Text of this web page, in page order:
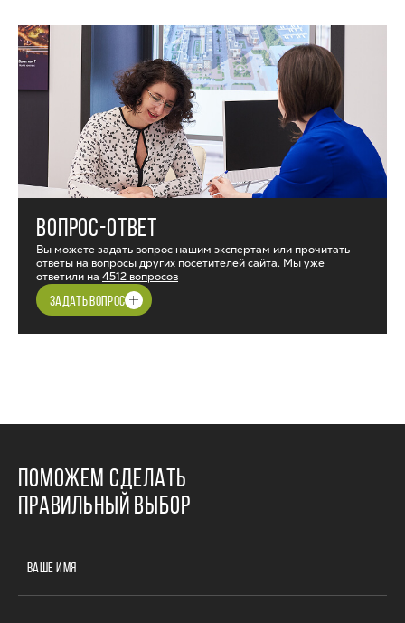
ВОПРОС-ОТВЕТ
Вы можете задать вопрос нашим экспертам или прочитать
ответы на вопросы других посетителей сайта. Мы уже
ответили на 4512 вопросов
ЗАДАТЬ ВОПРОС
ПОМОЖЕМ СДЕЛАТЬ
ПРАВИЛЬНЫЙ ВЫБОР
ВАШЕ ИМЯ